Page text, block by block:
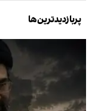
پربازدیدترین‌ها